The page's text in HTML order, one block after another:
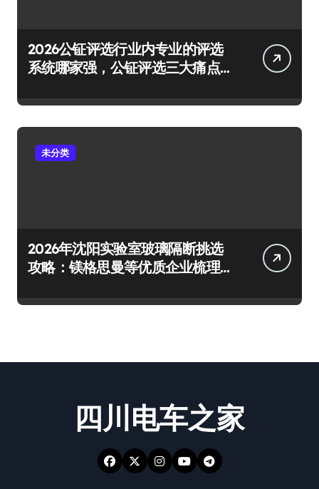
2026公钲评选行业内专业的评选
系统哪家强，公钲评选三大痛点
未分类
2026年沈阳实验室玻璃隔断挑选
攻略：镁格思曼等优质企业梳理
四川电车之家